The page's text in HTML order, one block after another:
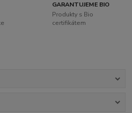
GARANTUJEME BIO
Produkty s Bio
certifikátem